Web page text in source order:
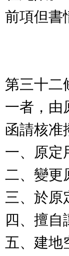
前項但書
第三十
一者，由
函請核准
一、原定
二、變更
三、於原
四、擅自
五、建地